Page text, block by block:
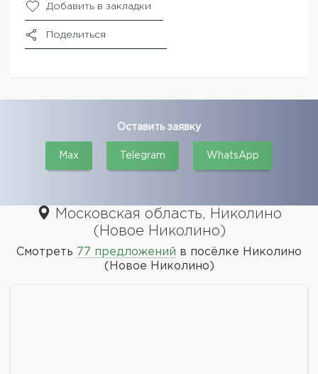
Добавить в закладки
Поделиться
Оставить заявку
Max Telegram WhatsApp
Московская область, Николино
(Новое Николино)
Смотреть 77 предложений в посёлке Николино
(Новое Николино)